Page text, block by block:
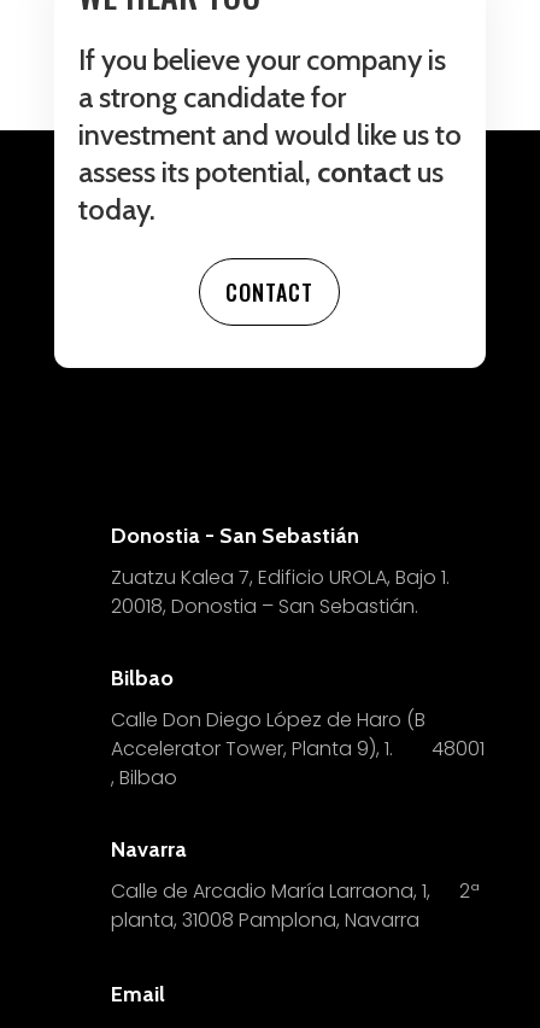
If you believe your company is
a strong candidate for
investment and would like us to
assess its potential, contact us
today.
CONTACT
Donostia - San Sebastián
Zuatzu Kalea 7, Edificio UROLA, Bajo 1.
20018, Donostia – San Sebastián.
Bilbao
Calle Don Diego López de Haro (B
Accelerator Tower, Planta 9), 1. 48001
, Bilbao
Navarra
Calle de Arcadio María Larraona, 1, 2ª
planta, 31008 Pamplona, Navarra
Email